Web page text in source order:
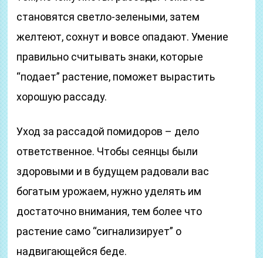
становятся светло-зелеными, затем
желтеют, сохнут и вовсе опадают. Умение
правильно считывать знаки, которые
“подает” растение, поможет вырастить
хорошую рассаду.
Уход за рассадой помидоров – дело
ответственное. Чтобы сеянцы были
здоровыми и в будущем радовали вас
богатым урожаем, нужно уделять им
достаточно внимания, тем более что
растение само “сигнализирует” о
надвигающейся беде.